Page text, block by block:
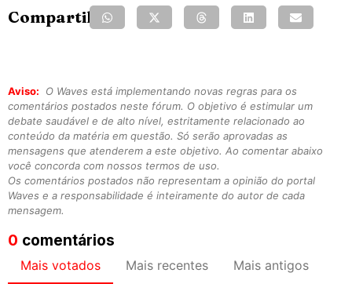
Compartilhe:
Aviso:
O Waves está implementando novas regras para os
comentários postados neste fórum. O objetivo é estimular um
debate saudável e de alto nível, estritamente relacionado ao
conteúdo da matéria em questão. Só serão aprovadas as
mensagens que atenderem a este objetivo. Ao comentar abaixo
você concorda com nossos termos de uso.
Os comentários postados não representam a opinião do portal
Waves e a responsabilidade é inteiramente do autor de cada
mensagem.
0 comentários
Mais votados Mais recentes Mais antigos